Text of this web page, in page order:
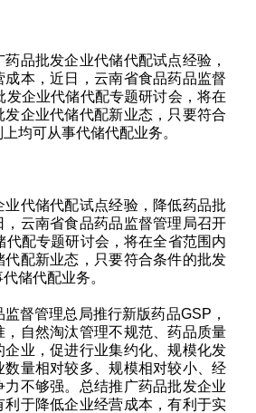
品批发企业代储代配试点经验，
成本，近日，云南省食品药品监督
发企业代储代配专题研讨会，将在
企业代储代配新业态，只要符合
均可从事代储代配业务。
业代储代配试点经验，降低药品批
，云南省食品药品监督管理局召开
代配专题研讨会，将在全省范围内
配新业态，只要符合条件的批发
储代配业务。
督管理总局推行新版药品GSP，
，自然淘汰管理不规范、药品质量
业，促进行业集约化、规模化发
数量相对较多、规模相对较小、经
不够强。总结推广药品批发企业
于降低企业经营成本，有利于实